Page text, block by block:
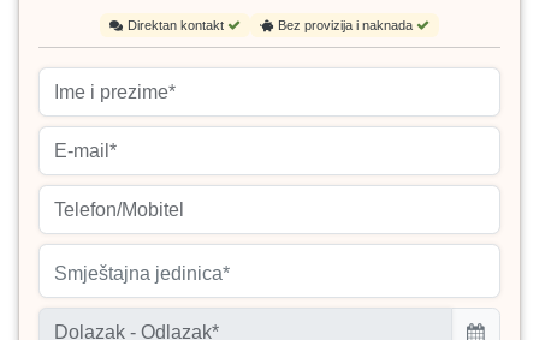
Direktan kontakt Bez provizija i naknada
Smještajna jedinica*